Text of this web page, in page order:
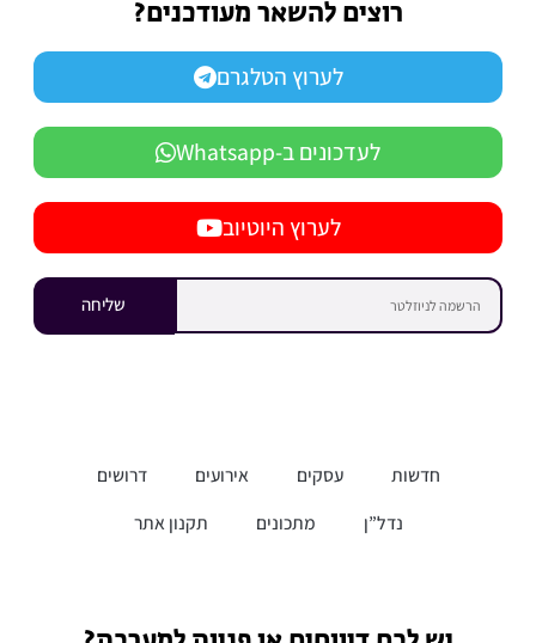
רוצים להשאר מעודכנים?
לערוץ הטלגרם
לעדכונים ב-Whatsapp
לערוץ היוטיוב
שליחה
חדשות עסקים אירועים
דרושים
נדל”ן
מתכונים תקנון אתר